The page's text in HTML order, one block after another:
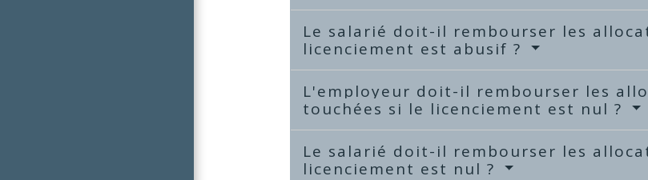
Le salarié doit-il rembourser les
licenciement est abusif ?
L'employeur doit-il rembourser les
touchées si le licenciement est nul ?
Le salarié doit-il rembourser les
licenciement est nul ?